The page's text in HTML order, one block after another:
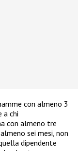
con almeno 3
a chi
con almeno tre
sei mesi, non
dipendente